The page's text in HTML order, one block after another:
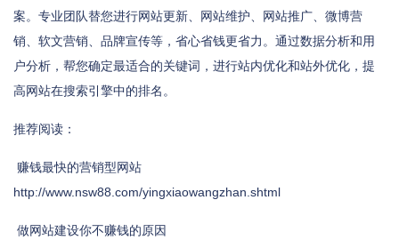
案。专业团队替您进行网站更新、网站维护、网站推广、微博营
销、软文营销、品牌宣传等，省心省钱更省力。通过数据分析和用
户分析，帮您确定最适合的关键词，进行站内优化和站外优化，提
高网站在搜索引擎中的排名。
推荐阅读：
赚钱最快的营销型网站
http://www.nsw88.com/yingxiaowangzhan.shtml
做网站建设你不赚钱的原因